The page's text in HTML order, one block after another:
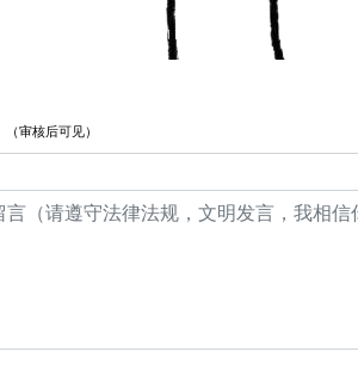
（审核后可见）